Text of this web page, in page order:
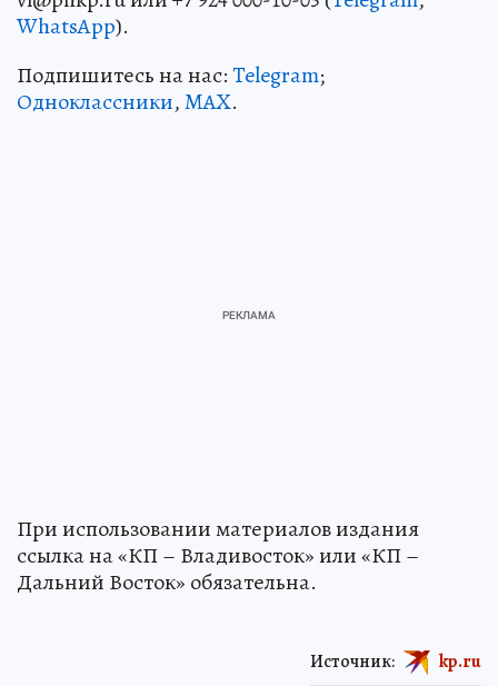
WhatsApp).
Подпишитесь на нас:Telegram;
Одноклассники,MAX.
При использовании материалов издания
ссылка на «КП – Владивосток» или «КП –
Дальний Восток» обязательна.
Источник: kp.ru